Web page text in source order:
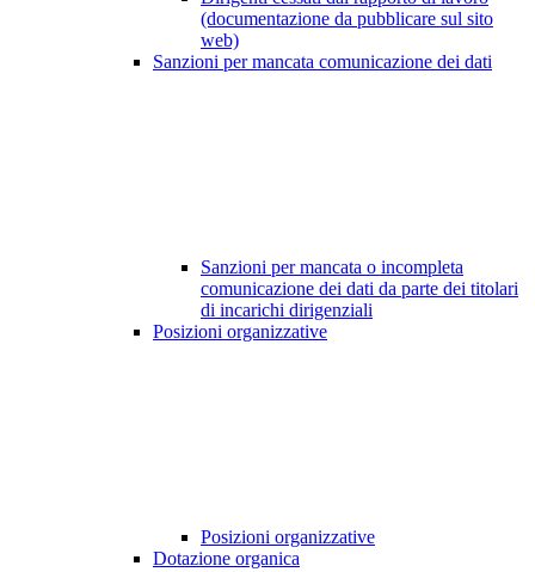
(documentazione da pubblicare sul sito
web)
Sanzioni per mancata comunicazione dei dati
Sanzioni per mancata o incompleta
comunicazione dei dati da parte dei titolari
di incarichi dirigenziali
Posizioni organizzative
Posizioni organizzative
Dotazione organica